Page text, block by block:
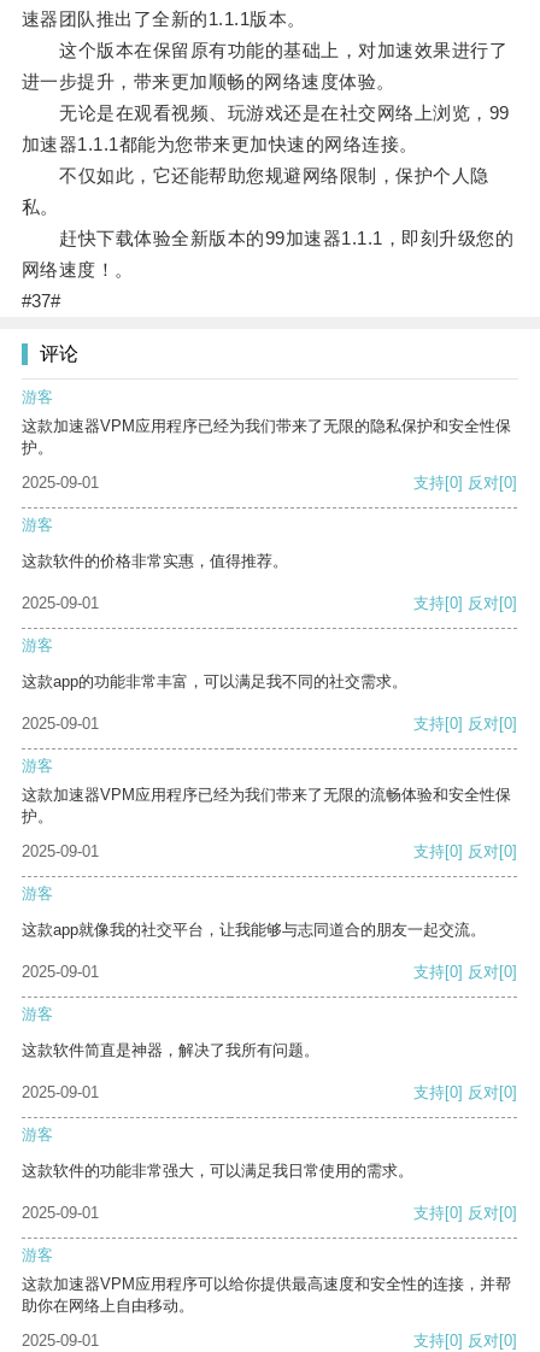
速器团队推出了全新的1.1.1版本。
这个版本在保留原有功能的基础上，对加速效果进行了
进一步提升，带来更加顺畅的网络速度体验。
无论是在观看视频、玩游戏还是在社交网络上浏览，99
加速器1.1.1都能为您带来更加快速的网络连接。
不仅如此，它还能帮助您规避网络限制，保护个人隐
私。
赶快下载体验全新版本的99加速器1.1.1，即刻升级您的
网络速度！。
#37#
评论
游客
这款加速器VPM应用程序已经为我们带来了无限的隐私保护和安全性保
护。
2025-09-01
支持[0] 反对[0]
游客
这款软件的价格非常实惠，值得推荐。
2025-09-01 支持[0] 反对[0]
游客
这款app的功能非常丰富，可以满足我不同的社交需求。
2025-09-01 支持[0] 反对[0]
游客
这款加速器VPM应用程序已经为我们带来了无限的流畅体验和安全性保
护。
2025-09-01
支持[0] 反对[0]
游客
这款app就像我的社交平台，让我能够与志同道合的朋友一起交流。
2025-09-01 支持[0] 反对[0]
游客
这款软件简直是神器，解决了我所有问题。
2025-09-01 支持[0] 反对[0]
游客
这款软件的功能非常强大，可以满足我日常使用的需求。
2025-09-01 支持[0] 反对[0]
游客
这款加速器VPM应用程序可以给你提供最高速度和安全性的连接，并帮
助你在网络上自由移动。
2025-09-01
支持[0] 反对[0]